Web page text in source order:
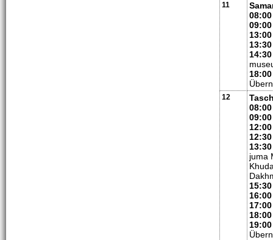
11
08:00
09:00
13:00
13:30
14:30
18:00
12
08:00
09:00
12:00
12:30
13:30
juma
15:30
16:00
17:00
18:00
19:00